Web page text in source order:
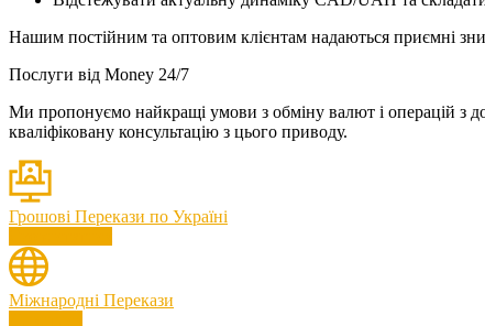
Нашим постійним та оптовим клієнтам надаються приємні
Послуги від Money 24/7
Ми пропонуємо найкращі умови з обміну валют і операцій з
кваліфіковану консультацію з цього приводу.
Грошові Перекази по Україні
Міжнародні Перекази